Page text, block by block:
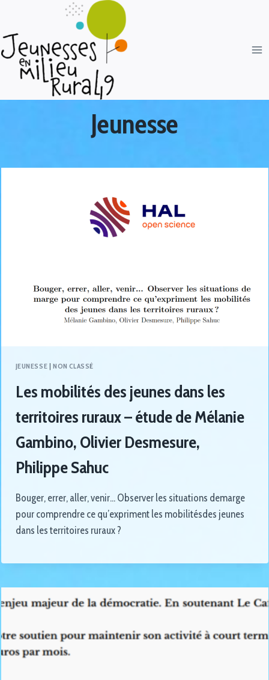
Jeunesse
JEUNESSE |NON CLASSÉ
Les mobilités des jeunes dans les
territoires ruraux – étude de Mélanie
Gambino, Olivier Desmesure,
Philippe Sahuc
Bouger, errer, aller, venir… Observer les situations demarge
pour comprendre ce qu’expriment les mobilitésdes jeunes
dans les territoires ruraux ?